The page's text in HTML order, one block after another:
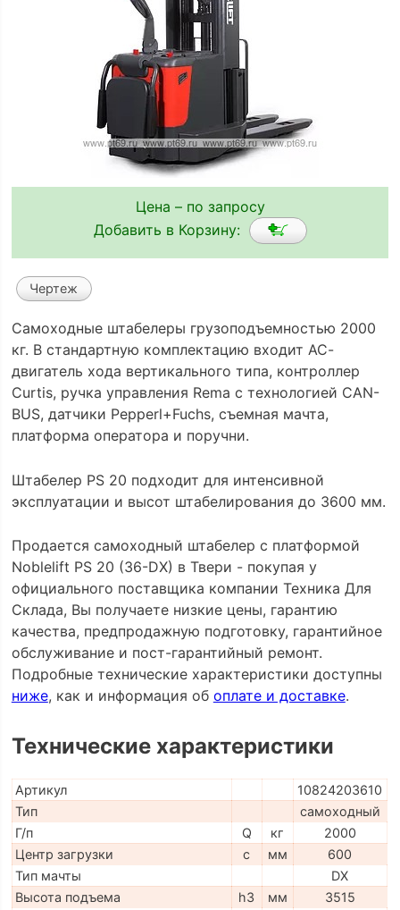
Цена – по запросу
Добавить в Корзину:
Чертеж
Самоходные штабелеры грузоподъемностью 2000
кг. В cтандартную комплектацию входит АС-
двигатель хода вертикального типа, контроллер
Curtis, ручка управления Rema с технологией CAN-
BUS, датчики Pepperl+Fuchs, съемная мачта,
платформа оператора и поручни.
Штабелер PS 20 подходит для интенсивной
эксплуатации и высот штабелирования до 3600 мм.
Продается самоходный штабелер с платформой
Noblelift PS 20 (36-DX) в Твери - покупая у
официального поставщика компании Техника Для
Склада, Вы получаете низкие цены, гарантию
качества, предпродажную подготовку, гарантийное
обслуживание и пост-гарантийный ремонт.
Подробные технические характеристики доступны
ниже, как и информация об оплате и доставке.
Технические характеристики
Артикул
10824203610
Тип
самоходный
Г/п
Q кг
2000
Центр загрузки
c мм
600
Тип мачты
DX
Высота подъема
h3 мм
3515